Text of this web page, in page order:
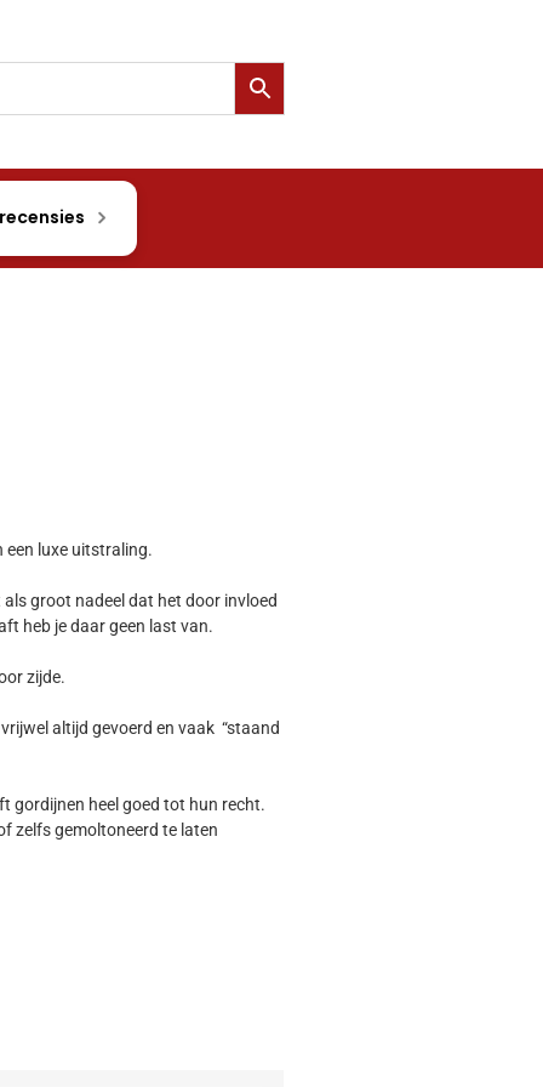
recensies
een luxe uitstraling.
groot nadeel dat het door invloed
heb je daar geen last van.
zijde.
altijd gevoerd en vaak “staand
gordijnen heel goed tot hun recht.
zelfs gemoltoneerd te laten